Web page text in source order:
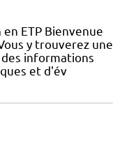
ETP Bienvenue
y trouverez une
informations
et d'év